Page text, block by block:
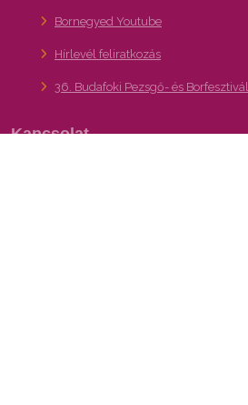
Bornegyed Youtube
Hírlevél feliratkozás
36. Budafoki Pezsgő- és Borfesztivál
Kapcsolat